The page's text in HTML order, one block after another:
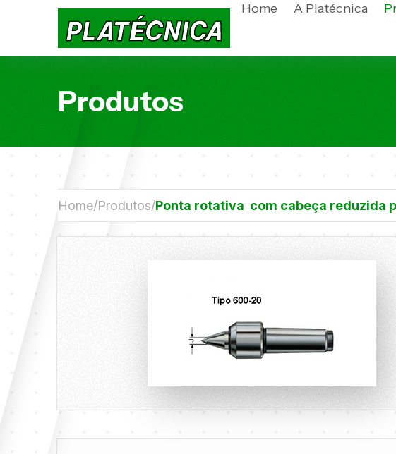
Home A Platécnica
Produtos
Home Produtos Ponta rotativa com cabeça reduzida